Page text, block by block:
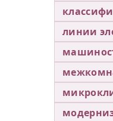
линии